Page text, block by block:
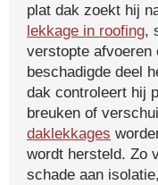
plat dak zoekt hij
lekkage in roofing,
verstopte afvoeren
beschadigde deel
dak controleert hij
breuken of
daklekkages
wordt hersteld. Zo
schade aan